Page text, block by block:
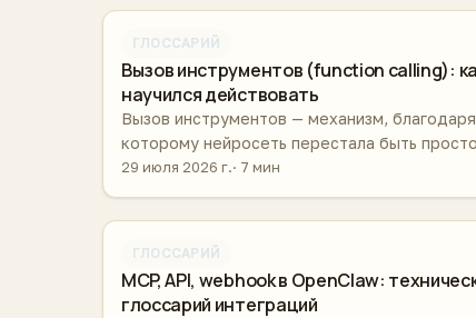
ГЛОССАРИЙ
Вызов инструментов (function calling):
научился действовать
Вызов инструментов — механизм, благодаря
которому нейросеть перестала быть просто
собеседником. Объясняем, как это работает
29 июля 2026 г. 7 мин
ГЛОССАРИЙ
MCP, API, webhook в OpenClaw:
глоссарий интеграций